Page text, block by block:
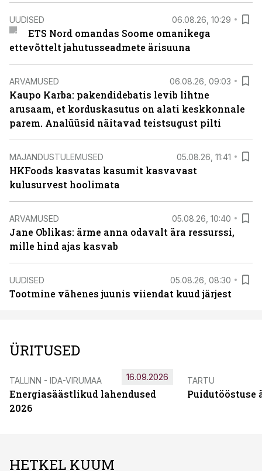
UUDISED 06.08.26, 10:29
ETS Nord omandas Soome omanikega
ettevõttelt jahutusseadmete ärisuuna
ARVAMUSED 06.08.26, 09:03
Kaupo Karba: pakendidebatis levib lihtne
arusaam, et korduskasutus on alati keskkonnale
parem. Analüüsid näitavad teistsugust pilti
MAJANDUSTULEMUSED 05.08.26, 11:41
HKFoods kasvatas kasumit kasvavast
kulusurvest hoolimata
ARVAMUSED 05.08.26, 10:40
Jane Oblikas: ärme anna odavalt ära ressurssi,
mille hind ajas kasvab
UUDISED 05.08.26, 08:30
Tootmine vähenes juunis viiendat kuud järjest
ÜRITUSED
TALLINN - IDA-VIRUMAA
Energiasäästlikud lahendused
2026
16.09.2026 TARTU
Puidutööstuse
HETKEL KUUM